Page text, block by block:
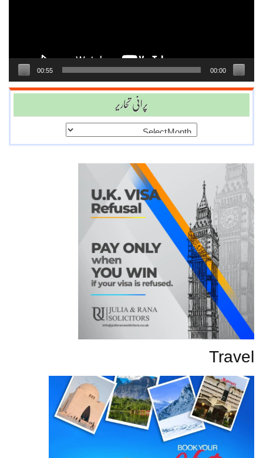
00:00
00:55
پرانی تحاریر
Travel